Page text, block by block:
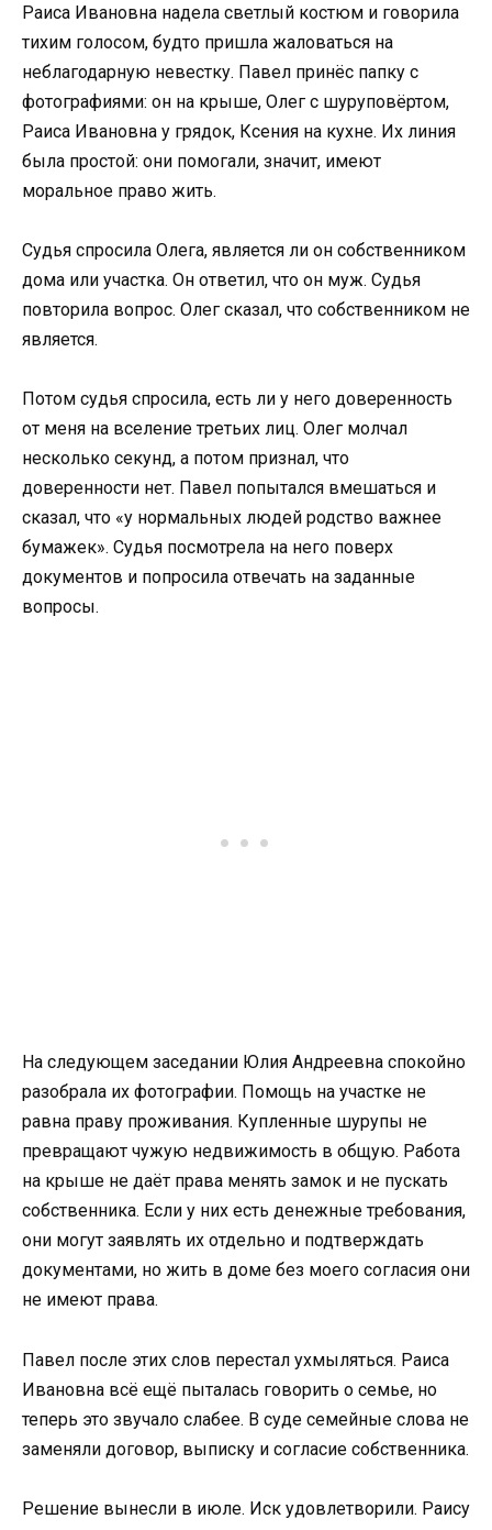
Раиса Ивановна надела светлый костюм и говорила
тихим голосом, будто пришла жаловаться на
неблагодарную невестку. Павел принёс папку с
фотографиями: он на крыше, Олег с шуруповёртом,
Раиса Ивановна у грядок, Ксения на кухне. Их линия
была простой: они помогали, значит, имеют
моральное право жить.
Судья спросила Олега, является ли он собственником
дома или участка. Он ответил, что он муж. Судья
повторила вопрос. Олег сказал, что собственником не
является.
Потом судья спросила, есть ли у него доверенность
от меня на вселение третьих лиц. Олег молчал
несколько секунд, а потом признал, что
доверенности нет. Павел попытался вмешаться и
сказал, что «у нормальных людей родство важнее
бумажек». Судья посмотрела на него поверх
документов и попросила отвечать на заданные
вопросы.
На следующем заседании Юлия Андреевна спокойно
разобрала их фотографии. Помощь на участке не
равна праву проживания. Купленные шурупы не
превращают чужую недвижимость в общую. Работа
на крыше не даёт права менять замок и не пускать
собственника. Если у них есть денежные требования,
они могут заявлять их отдельно и подтверждать
документами, но жить в доме без моего согласия они
не имеют права.
Павел после этих слов перестал ухмыляться. Раиса
Ивановна всё ещё пыталась говорить о семье, но
теперь это звучало слабее. В суде семейные слова не
заменяли договор, выписку и согласие собственника.
Решение вынесли в июле. Иск удовлетворили. Раису